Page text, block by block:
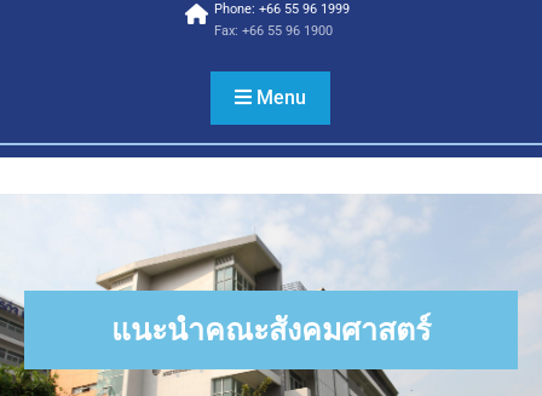
มหาวิทยาลัยนเรศวร เคารพ
หลาย ไม่เลือกปฏิบัติ และไม่
ใช้ความรุนแรง
Phone: +66 55 96 1999
Fax: +66 55 96 1900
Menu
แนะนำคณะสังคมศาสตร์